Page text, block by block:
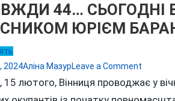
44… СЬОГОДНІ
ЮРІЄМ
2024Аліна МазурLeave a Comment
15 лютого, Вінниця проводжає у